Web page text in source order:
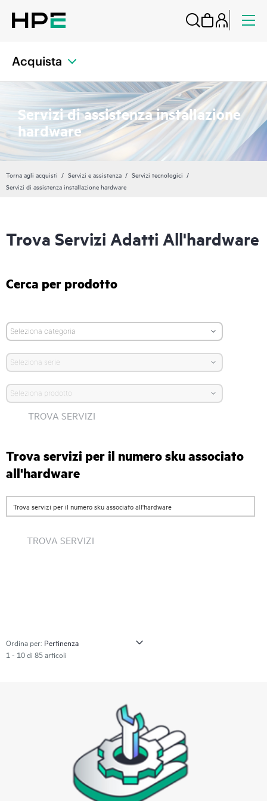
Acquista
Servizi di assistenza installazione
hardware
Torna agli acquisti Servizi e assistenza
Servizi tecnologici
Servizi di assistenza installazione hardware
Trova Servizi Adatti All'hardware
Cerca per prodotto
TROVA SERVIZI
Trova servizi per il numero sku associato
all'hardware
TROVA SERVIZI
Ordina per:
1 - 10 di 85 articoli